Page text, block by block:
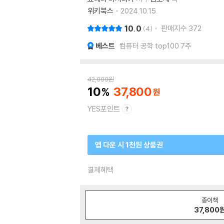
위키북스
2024.10.15.
10.0 4 판매지수 372
베스트 컴퓨터 공학 top100 7주
42,000원
10 37,800
YES포인트
앱 다운 시 1천원 상품권
결제혜택
종이책
37,800